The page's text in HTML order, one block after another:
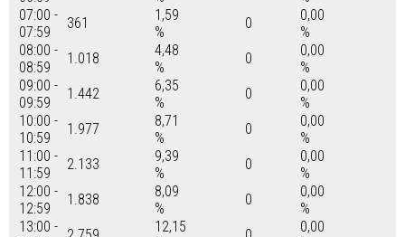
07:00 -
07:59
361
1,59
%
0
0,00
%
08:00 -
08:59
1.018
4,48
%
0
0,00
%
09:00 -
09:59
1.442
6,35
%
0
0,00
%
10:00 -
10:59
1.977
8,71
%
0
0,00
%
11:00 -
11:59
2.133
9,39
%
0
0,00
%
12:00 -
12:59
1.838
8,09
%
0
0,00
%
13:00 -
12,15
0,00